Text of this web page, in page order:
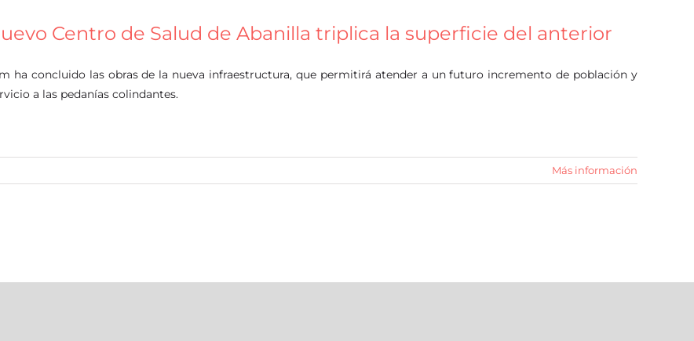
Centro de Salud de Abanilla triplica la superficie del anterior
ha concluido las obras de la nueva infraestructura, que permitirá atender a un futuro incremento de población y
a las pedanías colindantes.
Más información